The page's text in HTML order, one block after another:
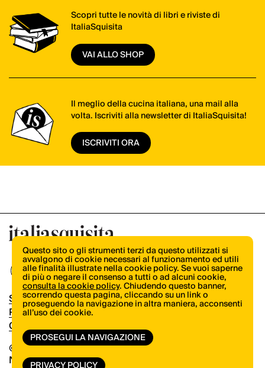
Scopri tutte le novità di libri e riviste di
ItaliaSquisita
VAI ALLO SHOP
Il meglio della cucina italiana, una mail alla
volta. Iscriviti alla newsletter di ItaliaSquisita!
ISCRIVITI ORA
© Copyright 2026.Vertical.it
N.ro Iscrizione ROC 32504
Shop
Pubblicità
Contatti
Questo sito o gli strumenti terzi da questo utilizzati si
avvalgono di cookie necessari al funzionamento ed utili
alle finalità illustrate nella cookie policy. Se vuoi saperne
di più o negare il consenso a tutti o ad alcuni cookie,
consulta la cookie policy. Chiudendo questo banner,
scorrendo questa pagina, cliccando su un link o
proseguendo la navigazione in altra maniera, acconsenti
all’uso dei cookie.
PROSEGUI LA NAVIGAZIONE